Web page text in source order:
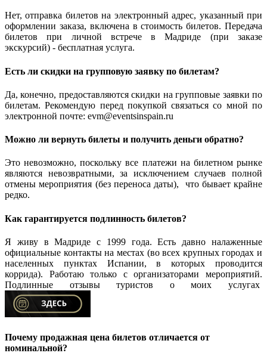
Нет, отправка билетов на электронный адрес, указанный при
оформлении заказа, включена в стоимость билетов. Передача
билетов при личной встрече в Мадриде (при заказе
экскурсий) - бесплатная услуга.
Есть ли скидки на групповую заявку по билетам?
Да, конечно, предоставляются скидки на групповые заявки по
билетам. Рекомендую перед покупкой связаться со мной по
электронной почте: evm@eventsinspain.ru
Можно ли вернуть билеты и получить деньги обратно?
Это невозможно, поскольку все платежи на билетном рынке
являются невозвратными, за исключением случаев полной
отмены мероприятия (без переноса даты), что бывает крайне
редко.
Как гарантируется подлинность билетов?
Я живу в Мадриде с 1999 года. Есть давно налаженные
официальные контакты на местах (во всех крупных городах и
населенных пунктах Испании, в которых проводится
коррида). Работаю только с организаторами мероприятий.
Подлинные отзывы туристов о моих услугах
Почему продажная цена билетов отличается от
номинальной?